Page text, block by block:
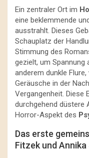
Ein zentraler Ort im
eine beklemmende
ausstrahlt. Dieses
Schauplatz der
Stimmung des
gezielt, um Spannung
anderem dunkle
Geräusche in der
Vergangenheit. Diese
durchgehend düstere
Horror-Aspekt des
Das erste
Fitzek und